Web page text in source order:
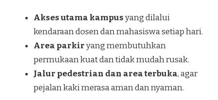
Akses utama kampusyang dilalui
kendaraan dosen dan mahasiswa setiap hari.
Area parkiryang membutuhkan
permukaan kuat dan tidak mudah rusak.
Jalur pedestrian dan area terbuka, agar
pejalan kaki merasa aman dan nyaman.